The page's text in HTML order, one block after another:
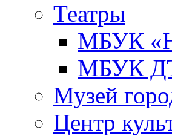
Театры
МБУК
МБУК ДТ
Музей
Центр